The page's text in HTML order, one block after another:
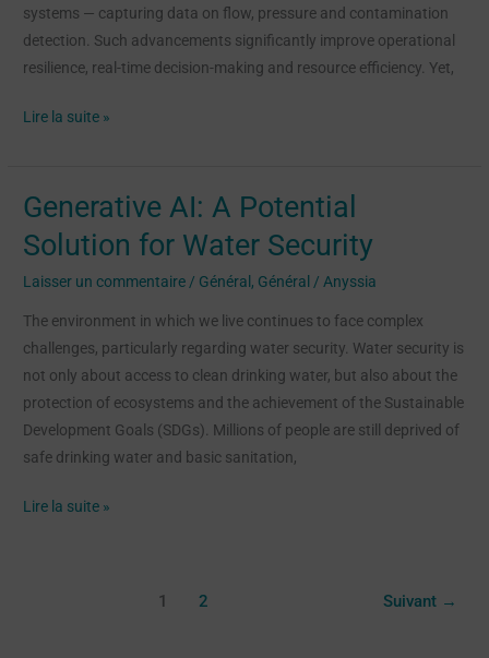
systems — capturing data on flow, pressure and contamination
detection. Such advancements significantly improve operational
resilience, real-time decision-making and resource efficiency. Yet,
Lire la suite »
Generative AI: A Potential
Solution for Water Security
Laisser un commentaire / Général , Général / Anyssia
The environment in which we live continues to face complex
challenges, particularly regarding water security. Water security is
not only about access to clean drinking water, but also about the
protection of ecosystems and the achievement of the Sustainable
Development Goals (SDGs). Millions of people are still deprived of
safe drinking water and basic sanitation,
Generative
A
Potential
Solution
for
Lire la suite »
1 2 Suivant →